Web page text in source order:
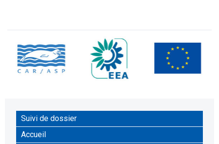
Suivi de dossier
Accueil